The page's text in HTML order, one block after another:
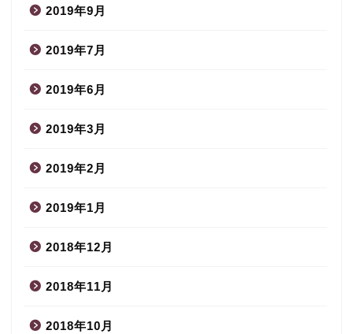
2019年9月
2019年7月
2019年6月
2019年3月
2019年2月
2019年1月
2018年12月
2018年11月
2018年10月